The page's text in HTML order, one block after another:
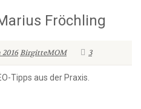
Fröchling
BirgitteMOM 3
Tipps aus der Praxis.